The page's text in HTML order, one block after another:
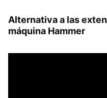
Alternativa a las
máquina Hammer